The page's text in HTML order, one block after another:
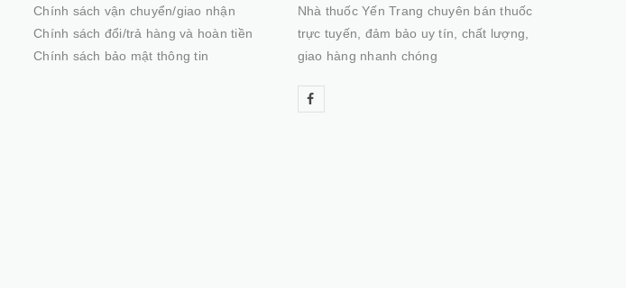
Chính sách vận chuyển/giao nhận
Chính sách đổi/trả hàng và hoàn tiền
Chính sách bảo mật thông tin
Nhà thuốc Yến Trang chuyên bán thuốc
trực tuyến, đảm bảo uy tín, chất lượng,
giao hàng nhanh chóng